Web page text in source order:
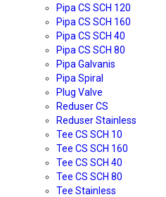
Pipa CS SCH 120
Pipa CS SCH 160
Pipa CS SCH 40
Pipa CS SCH 80
Pipa Galvanis
Pipa Spiral
Plug Valve
Reduser CS
Reduser Stainless
Tee CS SCH 10
Tee CS SCH 160
Tee CS SCH 40
Tee CS SCH 80
Tee Stainless